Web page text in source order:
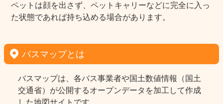
ペットは顔を出さず、ペットキャリーなどに完全に入っ
た状態であれば持ち込める場合があります。
バスマップとは
バスマップは、各バス事業者や国土数値情報（国土
交通省）が公開するオープンデータを加工して作成
した地図サイトです。